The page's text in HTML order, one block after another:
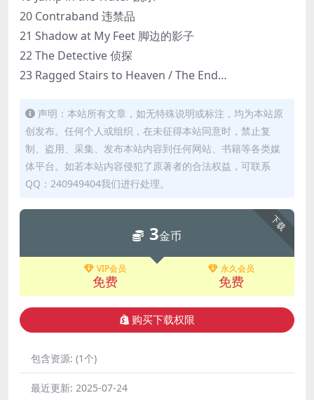
20 Contraband 违禁品
21 Shadow at My Feet 脚边的影子
22 The Detective 侦探
23 Ragged Stairs to Heaven / The End…
声明：本站所有文章，如无特殊说明或标注，均为本站原
创发布。任何个人或组织，在未征得本站同意时，禁止复
制、盗用、采集、发布本站内容到任何网站、书籍等各类媒
体平台。如若本站内容侵犯了原著者的合法权益，可联系
QQ：240949404我们进行处理。
下载
3金币
VIP会员
免费
永久会员
免费
购买下载权限
包含资源: (1个)
最近更新: 2025-07-24